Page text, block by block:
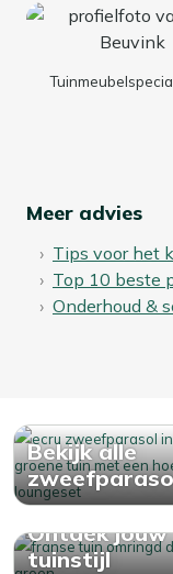
Meer advies
Tips voor het
Top 10 beste
Onderhoud &
Bekijk alle
Ontdek jouw
tuinstijl